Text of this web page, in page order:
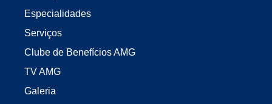
Especialidades
Serviços
Clube de Benefícios AMG
TV AMG
Galeria